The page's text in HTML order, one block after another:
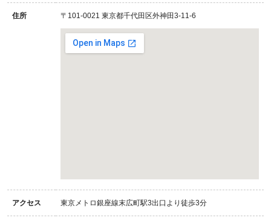
住所 〒101-0021 東京都千代田区外神田3-11-6
アクセス 東京メトロ銀座線末広町駅3出口より徒歩3分